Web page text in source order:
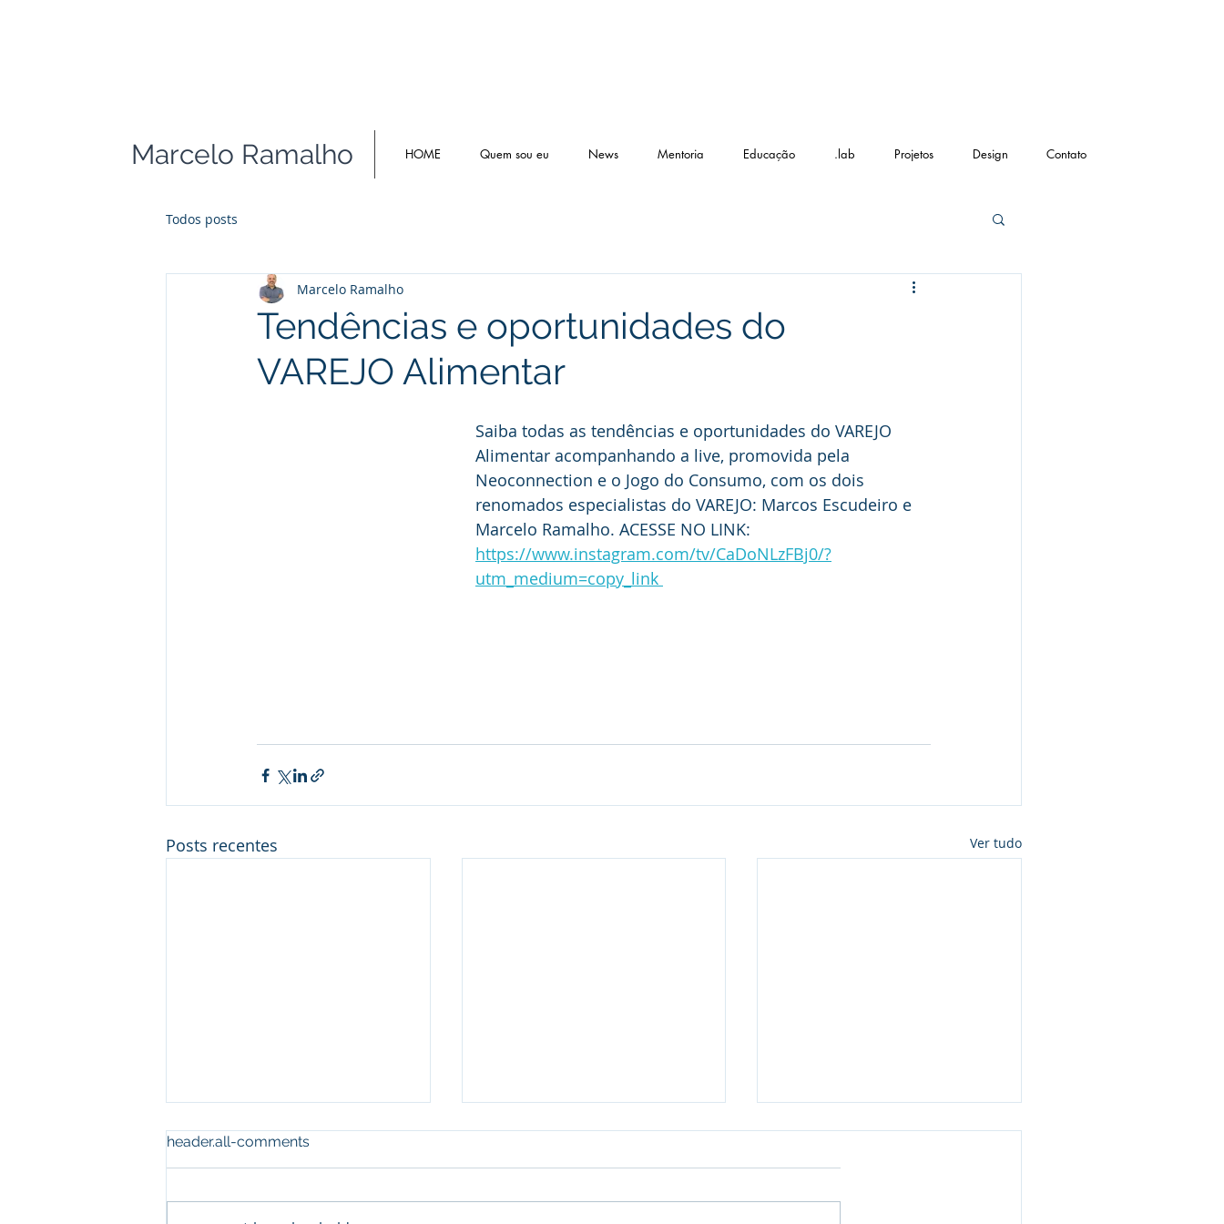
Marcelo Ramalho HOME Quem sou eu News Mentoria Educação .lab Projetos Design Contato
Todos posts
Tendências e oportunidades do
VAREJO Alimentar
Marcelo Ramalho
Saiba todas as tendências e oportunidades do VAREJO
Alimentar acompanhando a live, promovida pela
Neoconnection e o Jogo do Consumo, com os dois
renomados especialistas do VAREJO: Marcos Escudeiro e
Marcelo Ramalho. ACESSE NO LINK:
https://www.instagram.com/tv/CaDoNLzFBj0/?
utm_medium=copy_link
Posts recentes Ver tudo
header.all-comments